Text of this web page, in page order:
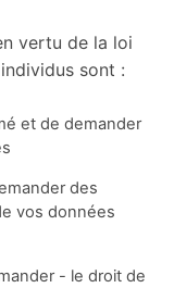
vertu de la loi
sont :
et de demander
des
vos données
- le droit de